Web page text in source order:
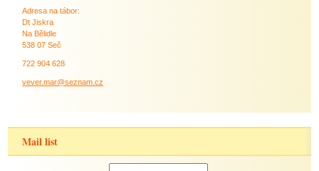
Adresa na tábor:
Dt Jiskra
Na Bělidle
538 07 Seč
722 904 628
vever.mar@seznam.cz
Mail list